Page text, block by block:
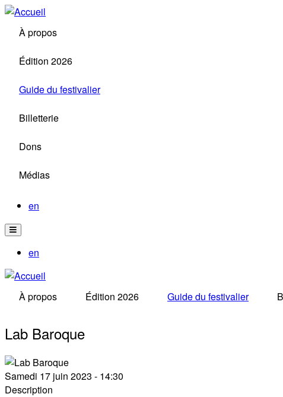
Aller
contenu
principal
À propos
Édition 2026
Guide du festivalier
Billetterie
Dons
Médias
en
en
À propos Édition 2026 Guide du festivalier
Lab Baroque
Samedi 17 juin 2023 - 14:30
Description